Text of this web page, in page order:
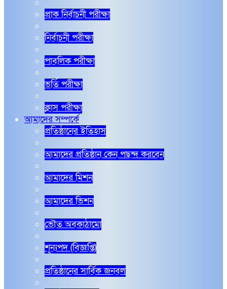
প্রাক নির্বাচনী পরীক্ষা
নির্বাচনী পরীক্ষা
পাবলিক পরীক্ষা
ভর্তি পরীক্ষা
ক্লাস পরীক্ষা
আমাদের সম্পর্কে
প্রতিষ্ঠানের ইতিহাস
আমাদের প্রতিষ্ঠান কেন পছন্দ করবেন
আমাদের মিশন
আমাদের ভিশন
ভৌত অবকাঠামো
শূন্যপদ (বিজ্ঞপ্তি)
প্রতিষ্ঠানের সার্বিক জনবল